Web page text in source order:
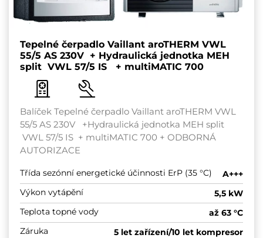
Tepelné čerpadlo Vaillant aroTHERM VWL
55/5 AS 230V + Hydraulická jednotka MEH
split VWL 57/5 IS + multiMATIC 700
Balíček Tepelné čerpadlo Vaillant aroTHERM VWL
55/5 AS 230V +Hydraulická jednotka MEH split
VWL 57/5 IS + multiMATIC 700 + ODBORNÁ
AUTORIZACE
Třída sezónní energetické účinnosti ErP (35 °C)
A+++
Výkon vytápění
5,5 kW
Teplota topné vody
až 63 °C
Záruka
5 let zařízení/10 let kompresor